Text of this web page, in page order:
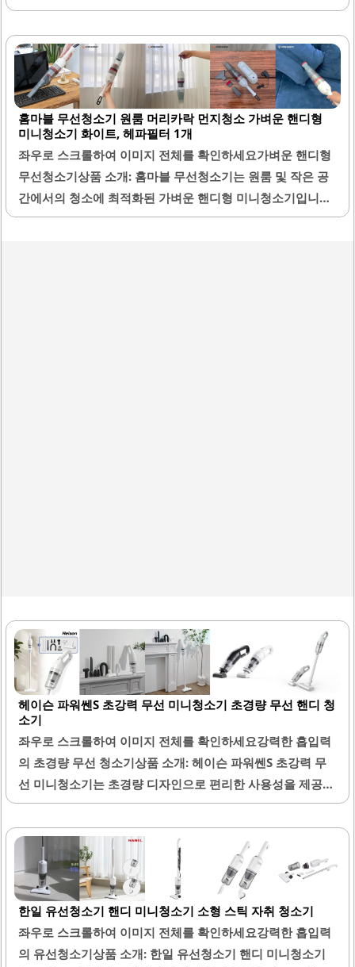
품은 560g의 경량으로 설계되어 있어 손쉽게 이동할 수 있으
며, 다양한 공간에서 유용하게 사용할 수 있습니다. 특히 자취
방이나 원룸과 같은 좁은 공간에서의 청소에 적합합니다.무
선 디자인으로 전원선의 제약 없이 자유롭게 사용할 수 있으
며, 세워둘 수 있는 구조로 편리함을 더했습니다. 흡입력은 우
수하여 작은 먼지와 머리카락을 효과적으로 제거할 수 있습
니다. 필터는 이중 구조로 되어 있어 청소 후에도 깨끗한 공기
를 유지할 수 있습니다.추가 필터가 제공되어 교체가 용이하
며, 관리가 간편합니다. 디자인은 현대적이고 세련되어 인테
리어와 잘 어울리며, 다양한 색상 옵션이 있어 개인의 취향에
홈마블 무선청소기 원룸 머리카락 먼지청소 가벼운 핸디형
미니청소기 화이트, 헤파필터 1개
좌우로 스크롤하여 이미지 전체를 확인하세요가벼운 핸디형
무선청소기상품 소개: 홈마블 무선청소기는 원룸 및 작은 공
간에서의 청소에 최적화된 가벼운 핸디형 미니청소기입니다.
이 제품은 헤파필터가 장착되어 있어 미세먼지까지 효과적으
헤이슨 파워쎈S 초강력 무선 미니청소기 초경량 무선 핸디 청
소기
좌우로 스크롤하여 이미지 전체를 확인하세요강력한 흡입력
의 초경량 무선 청소기상품 소개: 헤이슨 파워쎈S 초강력 무
선 미니청소기는 초경량 디자인으로 편리한 사용성을 제공합
니다. 이 제품은 무선으로 작동하여 이동이 자유롭고, 다양한
공간에서 손쉽게 청소할 수 있습니다. 강력한 흡입력으로 바
닥의 먼지와 이물질을 효과적으로 제거하며, 컴팩트한 사이
즈로 보관이 용이합니다.또한, 차량 청소에도 적합하여 다방
면으로 활용할 수 있는 장점이 있습니다. 필터가 여유 있게 설
계되어 있어 청소 후 관리가 간편하며, 사용 후에도 청결한 상
태를 유지할 수 있습니다. 손잡이가 인체공학적으로 설계되
어 있어 장시간 사용에도 편안함을 제공합니다.이 제품은 가
한일 유선청소기 핸디 미니청소기 소형 스틱 자취 청소기
좌우로 스크롤하여 이미지 전체를 확인하세요강력한 흡입력
의 유선청소기상품 소개: 한일 유선청소기 핸디 미니청소기